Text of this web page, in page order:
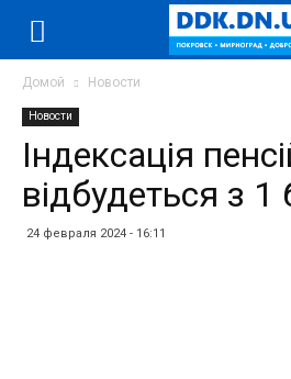
Домой Новости
Новости
Індексація
відбудеться з 1
24 февраля 2024 - 16:11